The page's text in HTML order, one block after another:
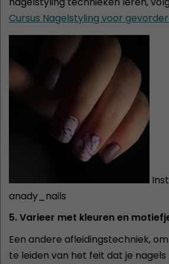
Cursus Nagelstyling voor
anady_nails
5. Varieer met kleuren en
Een andere afleidingstechniek,
te leiden van het feit dat je nagels